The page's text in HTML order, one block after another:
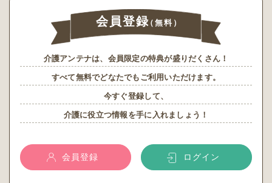
会員登録（無料）
介護アンテナは、会員限定の特典が盛りだくさん！
すべて無料でどなたでもご利用いただけます。
今すぐ登録して、
介護に役立つ情報を手に入れましょう！
会員登録 ログイン